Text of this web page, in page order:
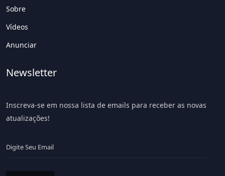
Sobre
Vídeos
Anunciar
Newsletter
Inscreva-se em nossa lista de emails para receber as novas
atualizações!